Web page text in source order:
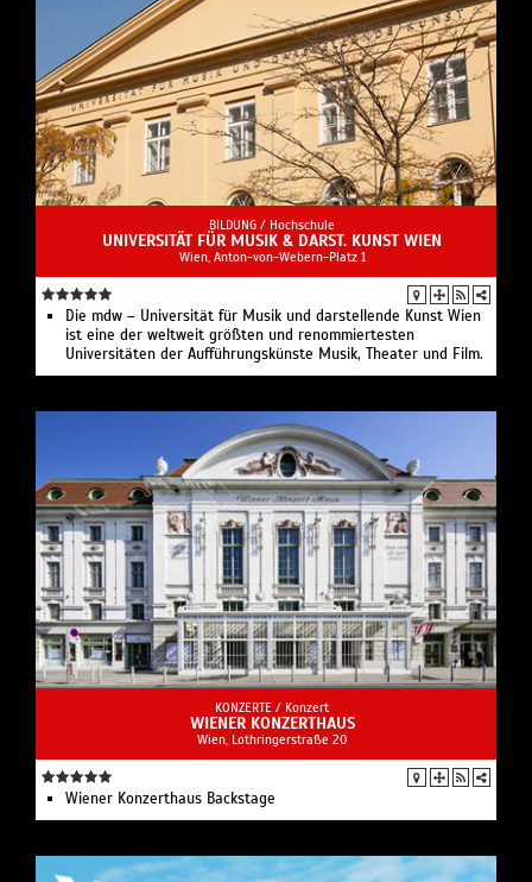
BILDUNG / Hochschule
UNIVERSITÄT FÜR MUSIK & DARST. KUNST WIEN
Wien, Anton-von-Webern-Platz 1
Die mdw – Universität für Musik und darstellende Kunst Wien
ist eine der weltweit größten und renommiertesten
Universitäten der Aufführungskünste Musik, Theater und Film.
KONZERTE / Konzert
WIENER KONZERTHAUS
Wien, Lothringerstraße 20
Wiener Konzerthaus Backstage